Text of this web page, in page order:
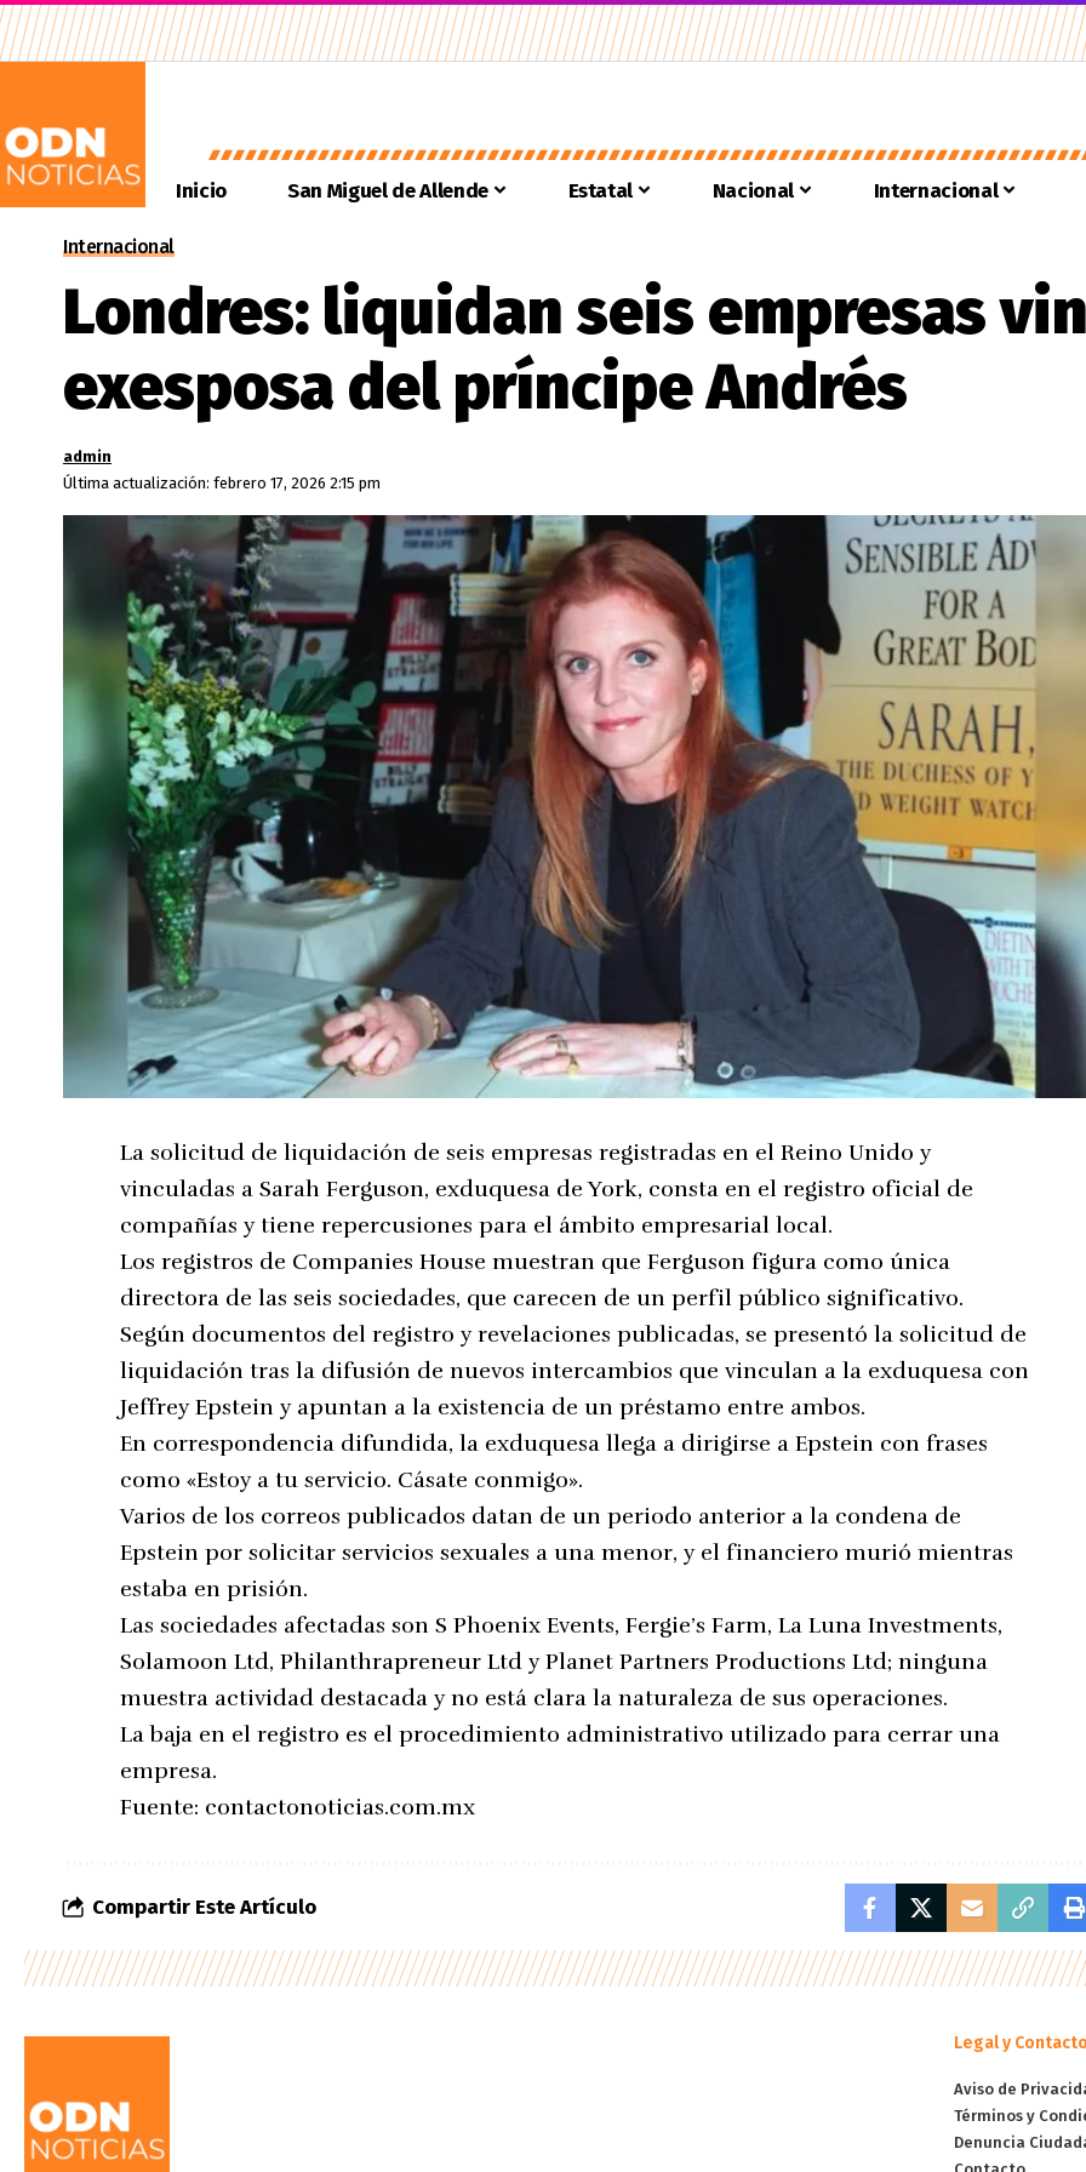
Inicio San Miguel de Allende Estatal Nacional Internacional
Internacional
Londres: liquidan seis empresas
exesposa del príncipe Andrés
Última actualización: febrero 17, 2026 2:15 pm
admin
La solicitud de liquidación de seis empresas registradas en el Reino Unido y
vinculadas a Sarah Ferguson, exduquesa de York, consta en el registro oficial de
compañías y tiene repercusiones para el ámbito empresarial local.
Los registros de Companies House muestran que Ferguson figura como única
directora de las seis sociedades, que carecen de un perfil público significativo.
Según documentos del registro y revelaciones publicadas, se presentó la solicitud de
liquidación tras la difusión de nuevos intercambios que vinculan a la exduquesa con
Jeffrey Epstein y apuntan a la existencia de un préstamo entre ambos.
En correspondencia difundida, la exduquesa llega a dirigirse a Epstein con frases
como «Estoy a tu servicio. Cásate conmigo».
Varios de los correos publicados datan de un periodo anterior a la condena de
Epstein por solicitar servicios sexuales a una menor, y el financiero murió mientras
estaba en prisión.
Las sociedades afectadas son S Phoenix Events, Fergie’s Farm, La Luna Investments,
Solamoon Ltd, Philanthrapreneur Ltd y Planet Partners Productions Ltd; ninguna
muestra actividad destacada y no está clara la naturaleza de sus operaciones.
La baja en el registro es el procedimiento administrativo utilizado para cerrar una
empresa.
Fuente: contactonoticias.com.mx
Compartir Este Artículo
Legal y Contacto
Aviso de
Términos y
Denuncia